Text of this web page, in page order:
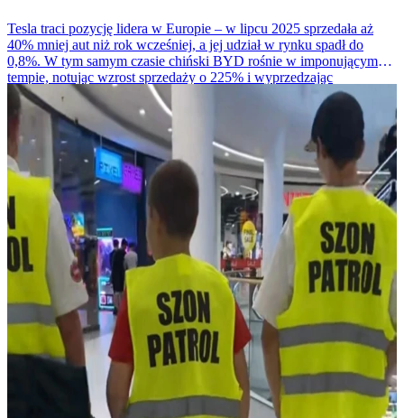
Tesla traci pozycję lidera w Europie – w lipcu 2025 sprzedała aż
40% mniej aut niż rok wcześniej, a jej udział w rynku spadł do
0,8%. W tym samym czasie chiński BYD rośnie w imponującym
tempie, notując wzrost sprzedaży o 225% i wyprzedzając
amerykańskiego giganta.